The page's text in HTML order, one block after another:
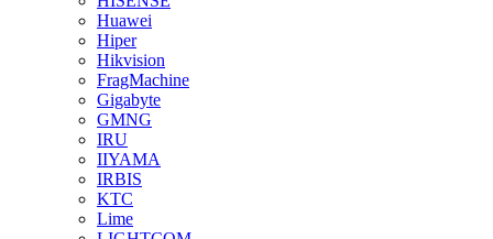
Huawei
Hiper
Hikvision
FragMachine
Gigabyte
GMNG
IRU
IIYAMA
IRBIS
KTC
Lime